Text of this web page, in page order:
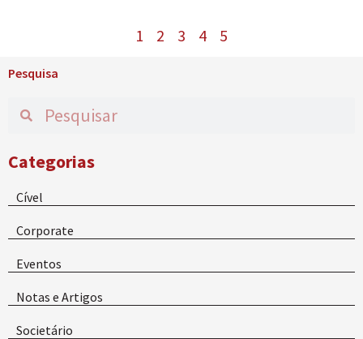
1 2 3 4 5
Pesquisa
Categorias
Cível
Corporate
Eventos
Notas e Artigos
Societário